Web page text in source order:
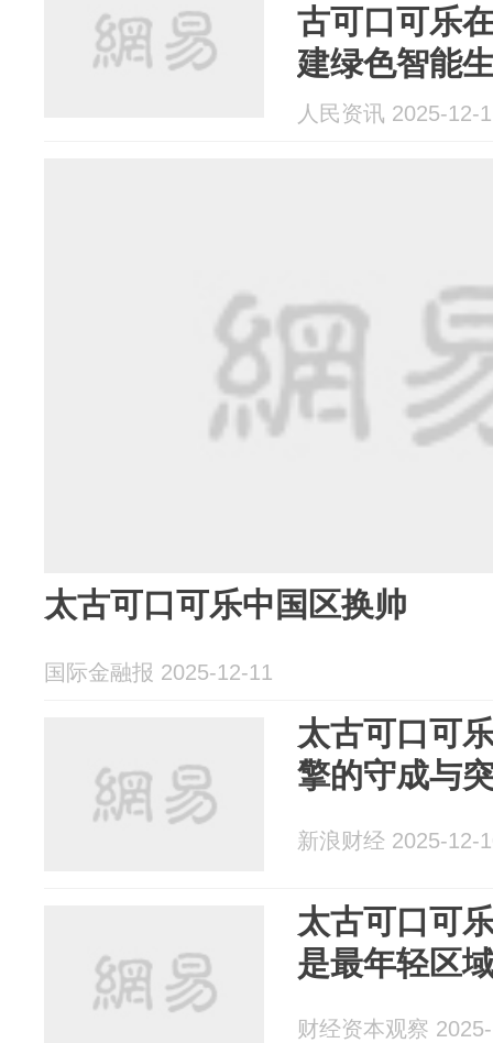
古可口可乐
建绿色智能
人民资讯 2025-12-
太古可口可乐中国区换帅
国际金融报 2025-12-11
太古可口可
擎的守成与
新浪财经 2025-12-
太古可口可
是最年轻区
财经资本观察